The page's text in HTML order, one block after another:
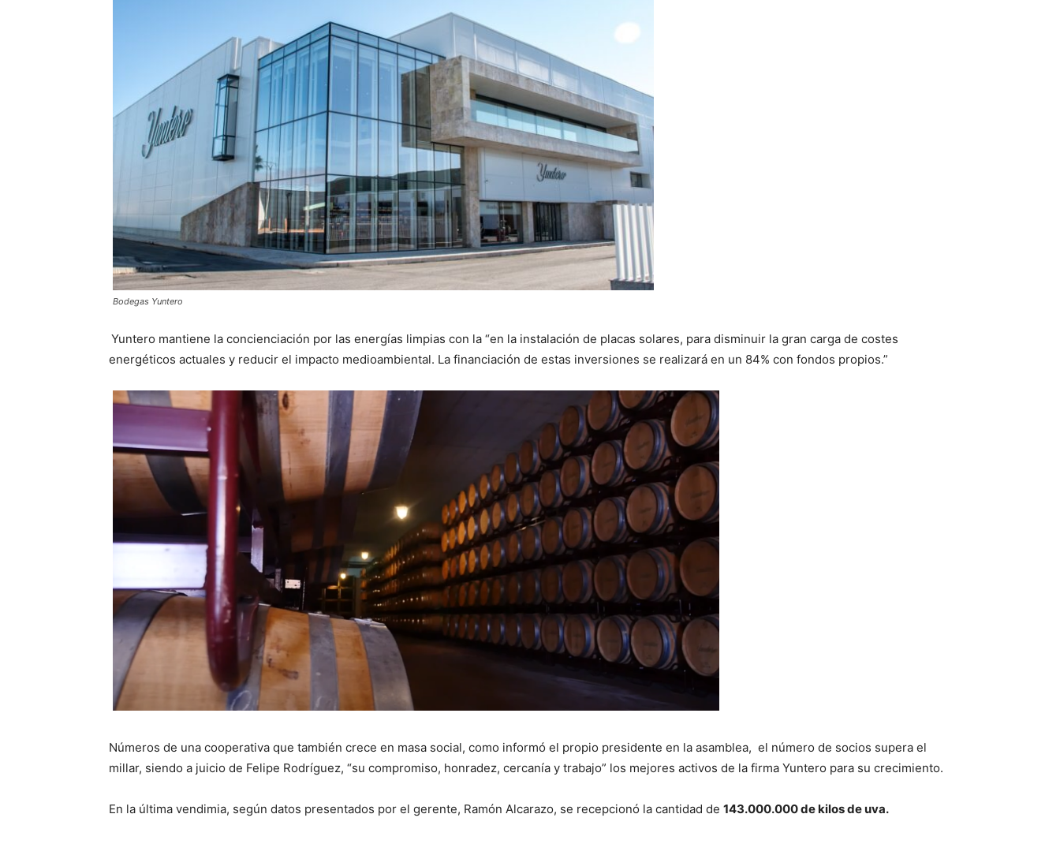
Bodegas Yuntero
Yuntero mantiene la concienciación por las energías limpias con la “en la instalación de placas solares, para disminuir la gran carga de costes
energéticos actuales y reducir el impacto medioambiental. La financiación de estas inversiones se realizará en un 84% con fondos propios.”
Números de una cooperativa que también crece en masa social, como informó el propio presidente en la asamblea, el número de socios supera el
millar, siendo a juicio de Felipe Rodríguez, “su compromiso, honradez, cercanía y trabajo” los mejores activos de la firma Yuntero para su crecimiento.
En la última vendimia, según datos presentados por el gerente, Ramón Alcarazo, se recepcionó la cantidad de 143.000.000 de kilos de uva.